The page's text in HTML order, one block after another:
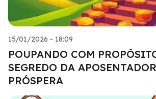
15/01/2026 - 18:09
POUPANDO COM
SEGREDO DA
PRÓSPERA